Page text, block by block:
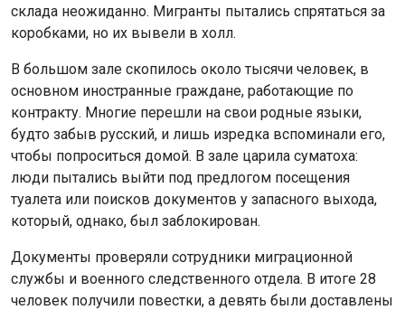
склада неожиданно. Мигранты пытались спрятаться за
коробками, но их вывели в холл.
В большом зале скопилось около тысячи человек, в
основном иностранные граждане, работающие по
контракту. Многие перешли на свои родные языки,
будто забыв русский, и лишь изредка вспоминали его,
чтобы попроситься домой. В зале царила суматоха:
люди пытались выйти под предлогом посещения
туалета или поисков документов у запасного выхода,
который, однако, был заблокирован.
Документы проверяли сотрудники миграционной
службы и военного следственного отдела. В итоге 28
человек получили повестки, а девять были доставлены